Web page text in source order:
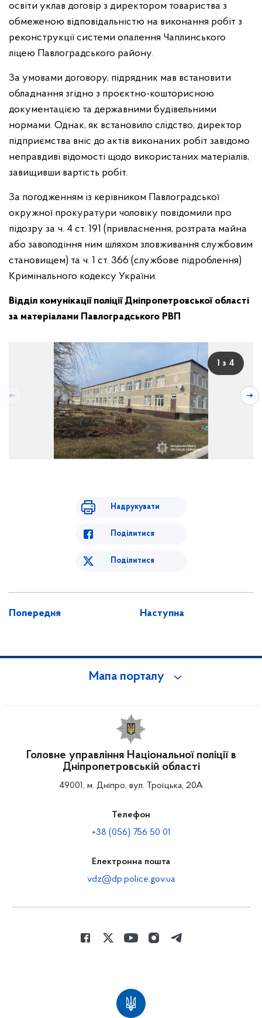
освіти уклав договір з директором товариства з
обмеженою відповідальністю на виконання робіт з
реконструкції системи опалення Чаплинського
ліцею Павлоградського району.
За умовами договору, підрядник мав встановити
обладнання згідно з проєктно-кошторисною
документацією та державними будівельними
нормами. Однак, як встановило слідство, директор
підприємства вніс до актів виконаних робіт завідомо
неправдиві відомості щодо використаних матеріалів,
завищивши вартість робіт.
За погодженням із керівником Павлоградської
окружної прокуратури чоловіку повідомили про
підозру за ч. 4 ст. 191 (привласнення, розтрата майна
або заволодіння ним шляхом зловживання службовим
становищем) та ч. 1 ст. 366 (службове підроблення)
Кримінального кодексу України.
Відділ комунікації поліції Дніпропетровської області
за матеріалами Павлоградського РВП
1 з 4
Надрукувати
Поділитися
Поділитися
Попередня Наступна
Мапа порталу
Головне управління Національної поліції в
Дніпропетровській області
49001, м. Дніпро, вул. Троїцька, 20А
Телефон
+38 (056) 756 50 01
Електронна пошта
vdz@dp.police.gov.ua